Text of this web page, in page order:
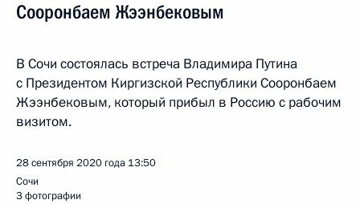
Сооронбаем Жээнбековым
В Сочи состоялась встреча Владимира Путина
с Президентом Киргизской Республики Сооронбаем
Жээнбековым, который прибыл в Россию с рабочим
визитом.
28 сентября 2020 года 13:50
Сочи
3 фотографии